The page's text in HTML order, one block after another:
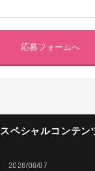
応募フォームへ
スペシャルコンテン
2026/08/07